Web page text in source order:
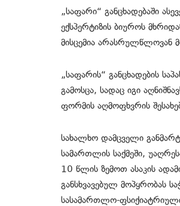
„საფარი“ განცხადებაში
ექსპერტიზის ბიუროს
მისცემია არასრულწლოვან
„საფარის“ განცხადების
გამოსცა, სადაც იგი
ფორმის აღმოფხვრის
სახალხო დამცველი
სამართლის საქმეში,
10 წლის ზემოთ ასაკის
განსხვავებულ მოპყრობას
სასამართლო-ფსიქიატრიული